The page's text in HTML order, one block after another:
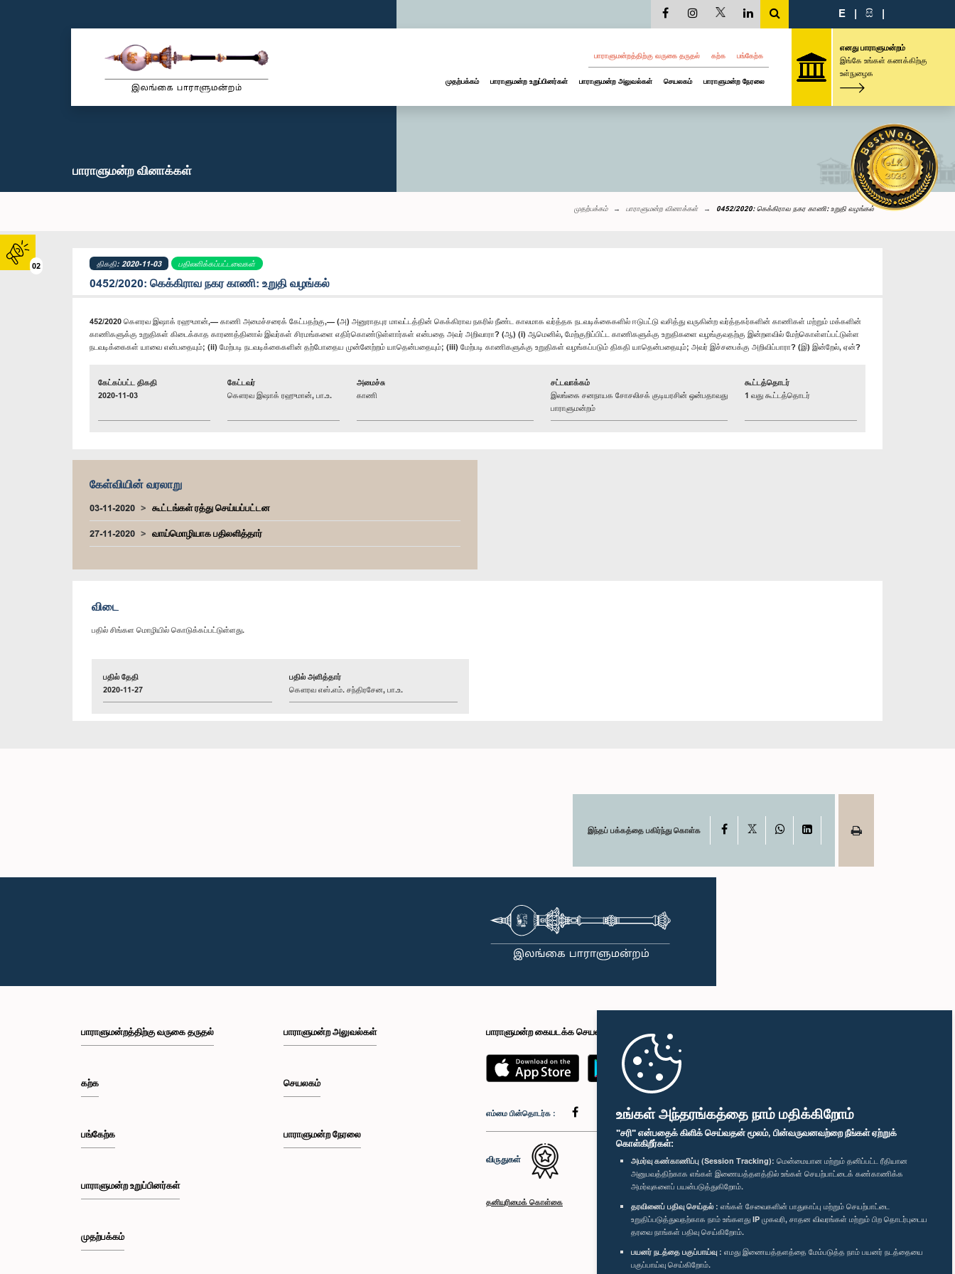
உங்கள் அந்தரங்கத்தை நாம் மதிக்கிறோம்
"சரி" என்பதைக் கிளிக் செய்வதன் மூலம், பின்வருவனவற்றை நீங்கள் ஏற்றுக்
கொள்கிறீர்கள்:
அமர்வு கண்காணிப்பு (Session Tracking): மென்மையான மற்றும் தனிப்பட்ட ரீதியான
அனுபவத்திற்காக எங்கள் இணையத்தளத்தில் உங்கள் செயற்பாட்டைக் கண்காணிக்க
அமர்வுகளைப் பயன்படுத்துகிறோம்.
தரவினைப் பதிவு செய்தல் : எங்கள் சேவைகளின் பாதுகாப்பு மற்றும் செயற்பாட்டை
உறுதிப்படுத்துவதற்காக நாம் உங்களது IP முகவரி, சாதன விவரங்கள் மற்றும் பிற தொடர்புடைய
தரவை நாங்கள் பதிவு செய்கிறோம்.
பயனர் நடத்தை பகுப்பாய்வு : எமது இணையத்தளத்தை மேம்படுத்த நாம் பயனர் நடத்தையை
பகுப்பாய்வு செய்கிறோம்.
02
E | සි |
பாராளுமன்றத்திற்கு வருகை தருதல் கற்க பங்கேற்க
முதற்பக்கம் பாராளுமன்ற உறுப்பினர்கள் பாராளுமன்ற அலுவல்கள் செயலகம் பாராளுமன்ற நேரலை
எனது பாராளுமன்றம்
இங்கே உங்கள் கணக்கிற்கு
உள்நுழைக
பாராளுமன்ற வினாக்கள்
முதற்பக்கம் பாராளுமன்ற வினாக்கள் 0452/2020: கெக்கிராவ நகர காணி: உறுதி வழங்கல்
திகதி: 2020-11-03 பதிலளிக்கப்பட்டவைகள்
0452/2020: கெக்கிராவ நகர காணி: உறுதி வழங்கல்
452/2020 கௌரவ இஷாக் ரஹுமான்,— காணி அமைச்சரைக் கேட்பதற்கு,— (அ) அனுராதபுர மாவட்டத்தின் கெக்கிராவ நகரில் நீண்ட காலமாக வர்த்தக நடவடிக்கைகளில் ஈடுபட்டு வசித்து வருகின்ற வர்த்தகர்களின் காணிகள் மற்றும் மக்களின்
காணிகளுக்கு உறுதிகள் கிடைக்காத காரணத்தினால் இவர்கள் சிரமங்களை எதிர்கொண்டுள்ளார்கள் என்பதை அவர் அறிவாரா? (ஆ) (i) ஆமெனில், மேற்குறிப்பிட்ட காணிகளுக்கு உறுதிகளை வழங்குவதற்கு இன்றளவில் மேற்கொள்ளப்பட்டுள்ள
நடவடிக்கைகள் யாவை என்பதையும்; (ii) மேற்படி நடவடிக்கைகளின் தற்போதைய முன்னேற்றம் யாதென்பதையும்; (iii) மேற்படி காணிகளுக்கு உறுதிகள் வழங்கப்படும் திகதி யாதென்பதையும்; அவர் இச்சபைக்கு அறிவிப்பாரா? (இ) இன்றேல், ஏன்?
கேட்கப்பட்ட திகதி
2020-11-03
கேட்டவர்
கௌரவ இஷாக் ரஹுமான், பா.உ.
அமைச்சு
காணி
சட்டவாக்கம்
இலங்கை சனநாயக சோசலிசக் குடியரசின் ஒன்பதாவது
பாராளுமன்றம்
கூட்டத்தொடர்
1 வது கூட்டத்தொடர்
கேள்வியின் வரலாறு
03-11-2020
கூட்டங்கள் ரத்து செய்யப்பட்டன
27-11-2020
வாய்மொழியாக பதிலளித்தார்
விடை
பதில் சிங்கள மொழியில் கொடுக்கப்பட்டுள்ளது.
பதில் தேதி
2020-11-27
பதில் அளித்தார்
கௌரவ எஸ்.எம். சந்திரசேன, பா.உ.
இந்தப் பக்கத்தை பகிர்ந்து கொள்க Facebook WhatsAppLinkedIn
பாராளுமன்றத்திற்கு வருகை தருதல்
கற்க
பங்கேற்க
பாராளுமன்ற உறுப்பினர்கள்
முதற்பக்கம்
பாராளுமன்ற அலுவல்கள்
செயலகம்
பாராளுமன்ற நேரலை
பாராளுமன்ற கையடக்க செயலி
எம்மை பின்தொடர்க :
விருதுகள்
தனியுரிமைக் கொள்கை